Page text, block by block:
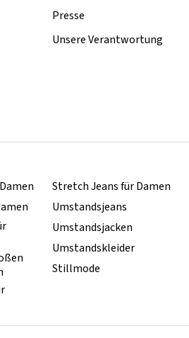
Presse
Unsere Verantwortung
Stretch Jeans für Damen
Umstandsjeans
Umstandsjacken
Umstandskleider
Stillmode